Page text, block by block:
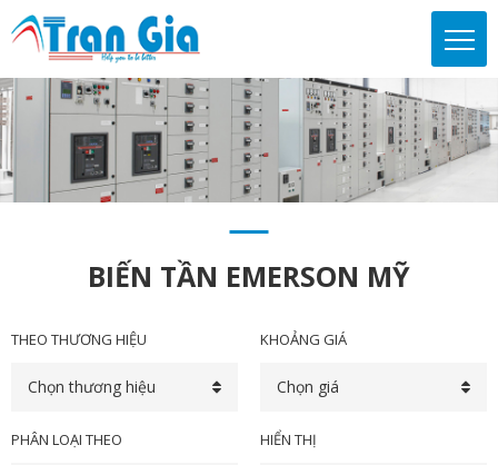
BIẾN TẦN EMERSON MỸ
THEO THƯƠNG HIỆU
Chọn thương hiệu
KHOẢNG GIÁ
Chọn giá
PHÂN LOẠI THEO HIỂN THỊ